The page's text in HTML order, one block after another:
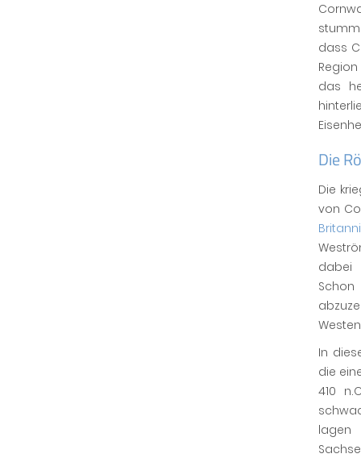
dass
das
Die
Die
von
dabei
In
die
410
lagen